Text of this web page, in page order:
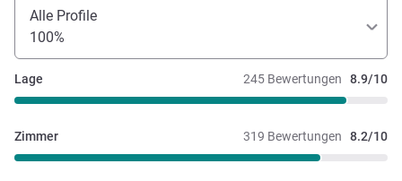
Alle Profile
100%
245 Bewertungen 8.9/10
Lage
319 Bewertungen 8.2/10
Zimmer